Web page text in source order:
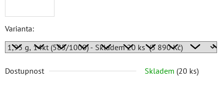
Varianta:
Dostupnost Skladem (20 ks)